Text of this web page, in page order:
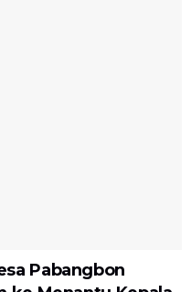
Pabangbon